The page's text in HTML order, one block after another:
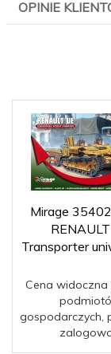
OPINIE
Mirage
Transporter
Cena widoczna
gospodarczych,